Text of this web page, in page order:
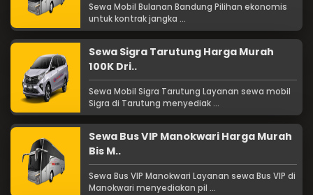
Sewa Mobil Bulanan Bandung Pilihan ekonomis
untuk kontrak jangka ...
Sewa Sigra Tarutung Harga Murah
100K Dri..
Sewa Mobil Sigra Tarutung Layanan sewa mobil
Sigra di Tarutung menyediak ...
Sewa Bus VIP Manokwari Harga Murah
Bis M..
Sewa Bus VIP Manokwari Layanan sewa Bus VIP di
Manokwari menyediakan pil ...